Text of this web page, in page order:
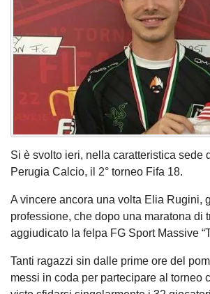
Si è svolto ieri, nella caratteristica sede
Perugia Calcio, il 2° torneo Fifa 18.
A vincere ancora una volta Elia Rugini,
professione, che dopo una maratona di
aggiudicato la felpa FG Sport Massive
Tanti ragazzi sin dalle prime ore del
messi in coda per partecipare al torneo